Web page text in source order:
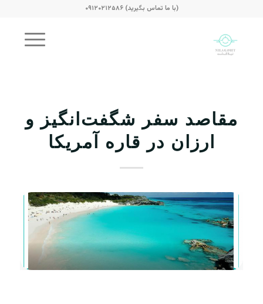
(با ما تماس بگیرید) ۰۹۱۲۰۲۱۲۵۸۶
مقاصد سفر شگفت‌انگیز و
ارزان در قاره آمریکا